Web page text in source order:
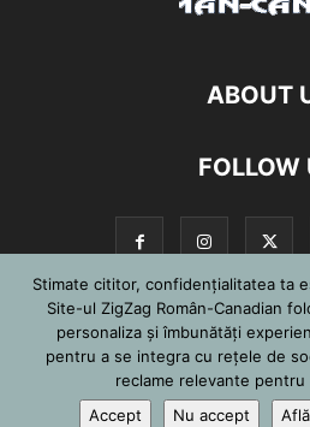
ABOUT
FOLLOW
©
Stimate cititor, confidențialitatea ta
Site-ul ZigZag Român-Canadian
personaliza și îmbunătăți
pentru a se integra cu reţele de
reclame relevante
Accept
Nu accept